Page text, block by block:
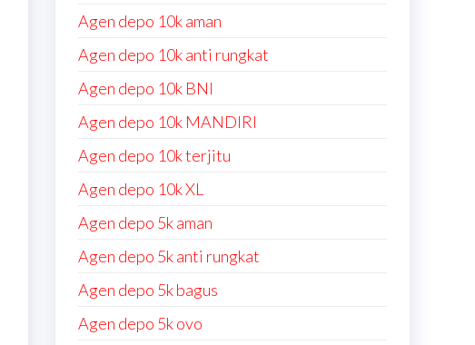
Agen depo 10k aman
Agen depo 10k anti rungkat
Agen depo 10k BNI
Agen depo 10k MANDIRI
Agen depo 10k terjitu
Agen depo 10k XL
Agen depo 5k aman
Agen depo 5k anti rungkat
Agen depo 5k bagus
Agen depo 5k ovo